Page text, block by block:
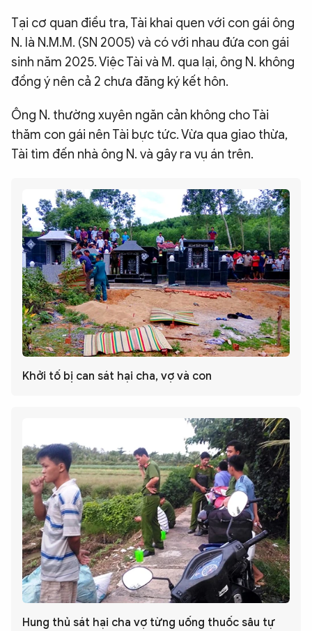
Tại cơ quan điều tra, Tài khai quen với con gái ông
N. là N.M.M. (SN 2005) và có với nhau đứa con gái
sinh năm 2025. Việc Tài và M. qua lại, ông N. không
đồng ý nên cả 2 chưa đăng ký kết hôn.
Ông N. thường xuyên ngăn cản không cho Tài
thăm con gái nên Tài bực tức. Vừa qua giao thừa,
Tài tìm đến nhà ông N. và gây ra vụ án trên.
Khởi tố bị can sát hại cha, vợ và con
Hung thủ sát hại cha vợ từng uống thuốc sâu tự